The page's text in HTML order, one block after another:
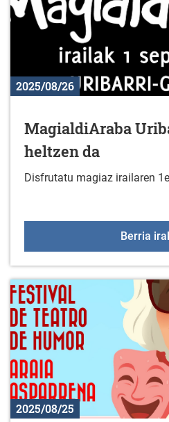
2025/08/26
MagialdiAraba
heltzen da
Disfrutatu magiaz irailaren
Berria
2025/08/25